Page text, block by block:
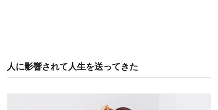
人に影響されて人生を送ってきた